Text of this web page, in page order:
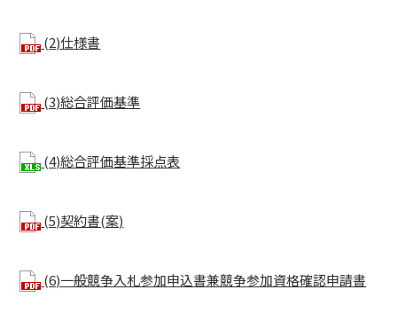
(2)仕様書
(3)総合評価基準
(4)総合評価基準採点表
(5)契約書(案)
(6)一般競争入札参加申込書兼競争参加資格確認申請書